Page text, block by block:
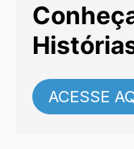
ACESSE